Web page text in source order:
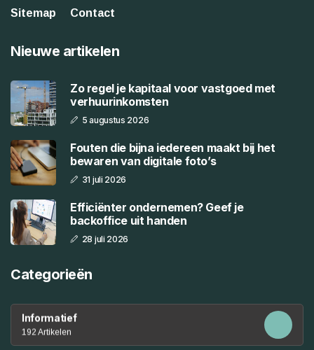
Sitemap
Contact
Nieuwe artikelen
Zo regel je kapitaal voor vastgoed met
verhuurinkomsten
5 augustus 2026
Fouten die bijna iedereen maakt bij het
bewaren van digitale foto’s
31 juli 2026
Efficiënter ondernemen? Geef je
backoffice uit handen
28 juli 2026
Categorieën
Informatief
192 Artikelen